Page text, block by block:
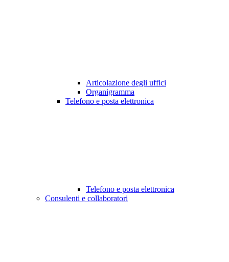
Articolazione degli uffici
Organigramma
Telefono e posta elettronica
Telefono e posta elettronica
Consulenti e collaboratori